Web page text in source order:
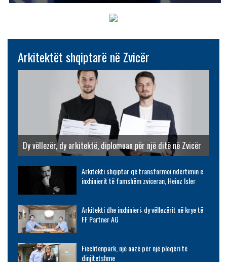
Arkitektët shqiptarë në Zvicër
Dy vëllezër, dy arkitektë, diplomuan për një ditë në Zvicër
Arkitekti shqiptar që transformoi ndërtimin e
inxhinierit të famshëm zviceran, Heinz Isler
Arkitekti dhe inxhinieri: dy vëllezërit në krye të
FF Partner AG
Fiechtenpark, një oazë për një pleqëri të
dinjitetshme